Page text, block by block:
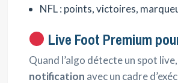
NFL : points, victoires,
Live Foot Premium
Quand l’algo détecte un spot
notification avec un cadre